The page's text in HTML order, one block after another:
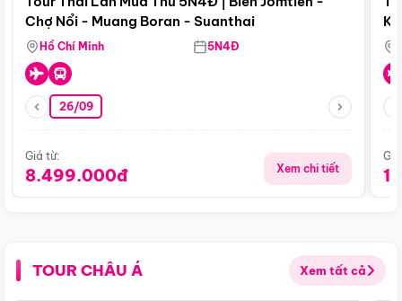
Chợ Nổi - Muang Boran - Suanthai
Hồ Chí Minh 5N4Đ
26/09
Giá từ:
8.499.000đ Xem chi tiết
TOUR CHÂU Á Xem tất cả
Điểm nổi bật